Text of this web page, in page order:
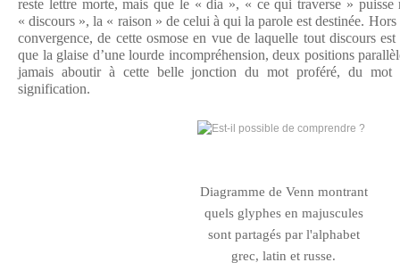
reste lettre morte, mais que le « dia », « ce qui traverse »
« discours », la « raison » de celui à qui la parole est destinée. Hors
convergence, de cette osmose en vue de laquelle tout discours
que la glaise d’une lourde incompréhension, deux positions
jamais aboutir à cette belle jonction du mot proféré, du
signification.
Diagramme de Venn montrant
quels glyphes en majuscules
sont partagés par l'alphabet
grec, latin et russe.